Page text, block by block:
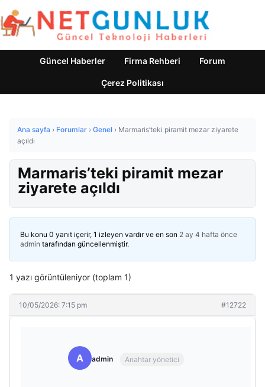
Güncel Haberler Firma Rehberi Forum
Çerez Politikası
Ana sayfa › Forumlar › Genel › Marmaris’teki piramit mezar ziyarete
açıldı
Marmaris’teki piramit mezar
ziyarete açıldı
Bu konu 0 yanıt içerir, 1 izleyen vardır ve en son 2 ay 4 hafta önce
admin tarafından güncellenmiştir.
1 yazı görüntüleniyor (toplam 1)
10/05/2026: 7:15 pm #12722
A admin Anahtar yönetici